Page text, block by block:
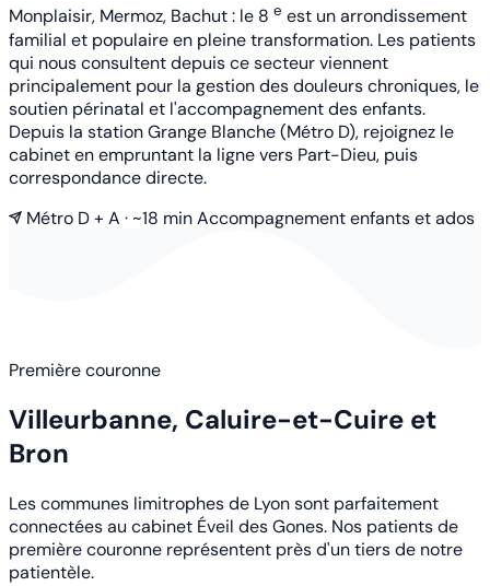
Monplaisir, Mermoz, Bachut : le 8 e est un arrondissement
familial et populaire en pleine transformation. Les patients
qui nous consultent depuis ce secteur viennent
principalement pour la gestion des douleurs chroniques, le
soutien périnatal et l'accompagnement des enfants.
Depuis la station Grange Blanche (Métro D), rejoignez le
cabinet en empruntant la ligne vers Part-Dieu, puis
correspondance directe.
Métro D + A · ~18 minAccompagnement enfants et ados
Première couronne
Villeurbanne, Caluire-et-Cuire et
Bron
Les communes limitrophes de Lyon sont parfaitement
connectées au cabinet Éveil des Gones. Nos patients de
première couronne représentent près d'un tiers de notre
patientèle.